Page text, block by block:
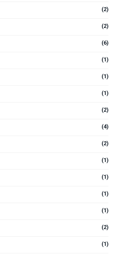
(2)
(2)
(6)
(1)
(1)
(1)
(2)
(4)
(2)
(1)
(1)
(1)
(1)
(2)
(1)